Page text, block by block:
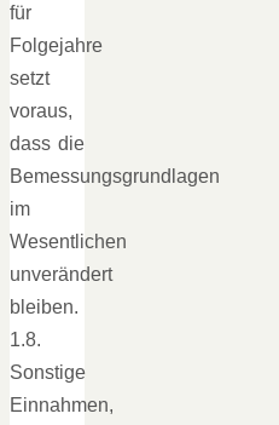
für
Folgejahre
setzt
voraus,
dass die
Bemessungsgrundlagen
im
Wesentlichen
unverändert
bleiben.
1.8.
Sonstige
Einnahmen,